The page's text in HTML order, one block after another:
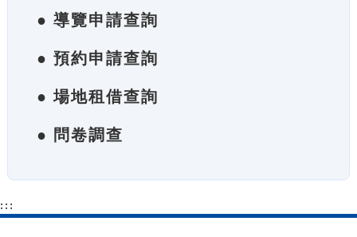
● 導覽申請查詢
● 預約申請查詢
● 場地租借查詢
● 問卷調查
:::